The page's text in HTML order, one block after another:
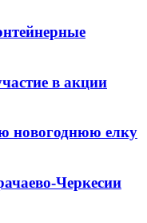
в акции
новогоднюю елку
Черкесии